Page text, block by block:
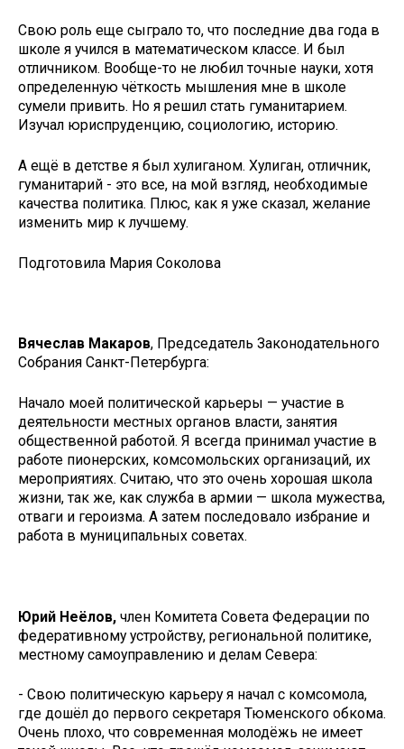
Свою роль еще сыграло то, что последние два года в
школе я учился в математическом классе. И был
отличником. Вообще-то не любил точные науки, хотя
определенную чёткость мышления мне в школе
сумели привить. Но я решил стать гуманитарием.
Изучал юриспруденцию, социологию, историю.
А ещё в детстве я был хулиганом. Хулиган, отличник,
гуманитарий - это все, на мой взгляд, необходимые
качества политика. Плюс, как я уже сказал, желание
изменить мир к лучшему.
Подготовила Мария Соколова
Вячеслав Макаров, Председатель Законодательного
Собрания Санкт-Петербурга:
Начало моей политической карьеры — участие в
деятельности местных органов власти, занятия
общественной работой. Я всегда принимал участие в
работе пионерских, комсомольских организаций, их
мероприятиях. Считаю, что это очень хорошая школа
жизни, так же, как служба в армии — школа мужества,
отваги и героизма. А затем последовало избрание и
работа в муниципальных советах.
Юрий Неёлов, член Комитета Совета Федерации по
федеративному устройству, региональной политике,
местному самоуправлению и делам Севера:
- Свою политическую карьеру я начал с комсомола,
где дошёл до первого секретаря Тюменского обкома.
Очень плохо, что современная молодёжь не имеет